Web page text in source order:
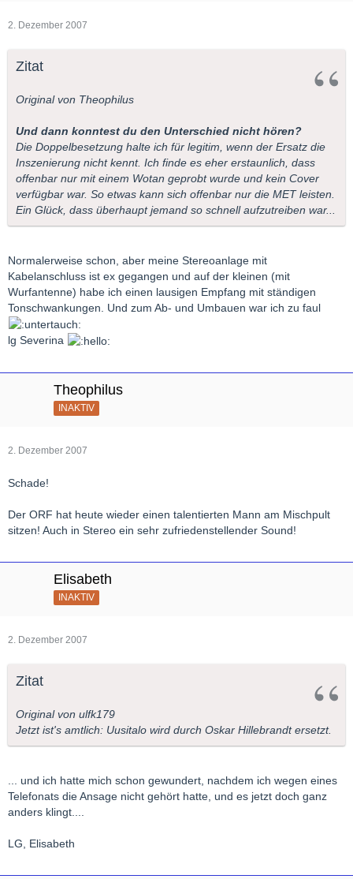
2. Dezember 2007
Zitat
Original von Theophilus
Und dann konntest du den Unterschied nicht hören?
Die Doppelbesetzung halte ich für legitim, wenn der Ersatz die
Inszenierung nicht kennt. Ich finde es eher erstaunlich, dass
offenbar nur mit einem Wotan geprobt wurde und kein Cover
verfügbar war. So etwas kann sich offenbar nur die MET leisten.
Ein Glück, dass überhaupt jemand so schnell aufzutreiben war...
Normalerweise schon, aber meine Stereoanlage mit
Kabelanschluss ist ex gegangen und auf der kleinen (mit
Wurfantenne) habe ich einen lausigen Empfang mit ständigen
Tonschwankungen. Und zum Ab- und Umbauen war ich zu faul
lg Severina
Theophilus
INAKTIV
2. Dezember 2007
Schade!
Der ORF hat heute wieder einen talentierten Mann am Mischpult
sitzen! Auch in Stereo ein sehr zufriedenstellender Sound!
Elisabeth
INAKTIV
2. Dezember 2007
Zitat
Original von ulfk179
Jetzt ist's amtlich: Uusitalo wird durch Oskar Hillebrandt ersetzt.
... und ich hatte mich schon gewundert, nachdem ich wegen eines
Telefonats die Ansage nicht gehört hatte, und es jetzt doch ganz
anders klingt....
LG, Elisabeth